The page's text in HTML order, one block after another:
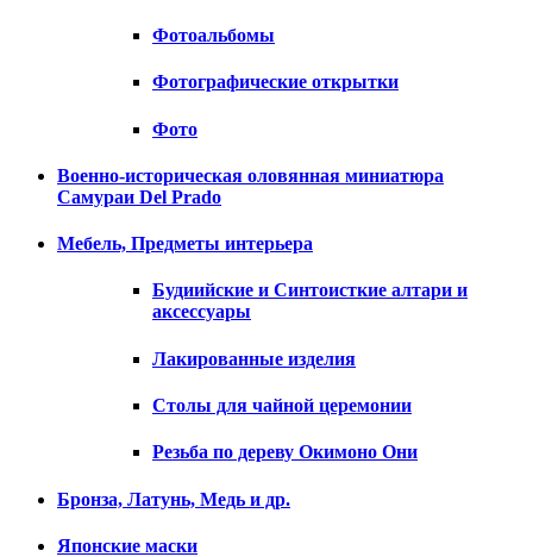
Фотоальбомы
Фотографические открытки
Фото
Военно-историческая оловянная миниатюра
Самураи Del Prado
Мебель, Предметы интерьера
Будиийские и Синтоисткие алтари и
аксессуары
Лакированные изделия
Столы для чайной церемонии
Резьба по дереву Окимоно Они
Бронза, Латунь, Медь и др.
Японские маски